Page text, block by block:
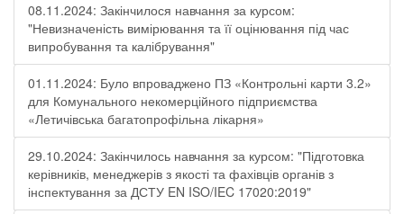
08.11.2024: Закінчилося навчання за курсом:
"Невизначеність вимірювання та її оцінювання під час
випробування та калібрування"
01.11.2024: Було впроваджено ПЗ «Контрольні карти 3.2»
для Комунального некомерційного підприємства
«Летичівська багатопрофільна лікарня»
29.10.2024: Закінчилось навчання за курсом: "Підготовка
керівників, менеджерів з якості та фахівців органів з
інспектування за ДСТУ EN ISO/IEC 17020:2019"